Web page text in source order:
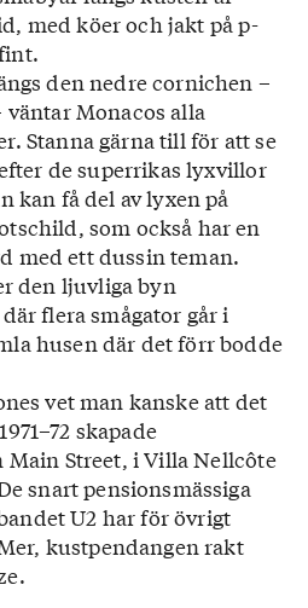
med köer och jakt på p-
den nedre cornichen –
Monacos alla
Stanna gärna till för att se
de superrikas lyxvillor
kan få del av lyxen på
som också har en
med ett dussin teman.
den ljuvliga byn
flera smågator går i
husen där det förr bodde
vet man kanske att det
skapade
Main Street, i Villa Nellcôte
snart pensionsmässiga
U2 har för övrigt
kustpendangen rakt